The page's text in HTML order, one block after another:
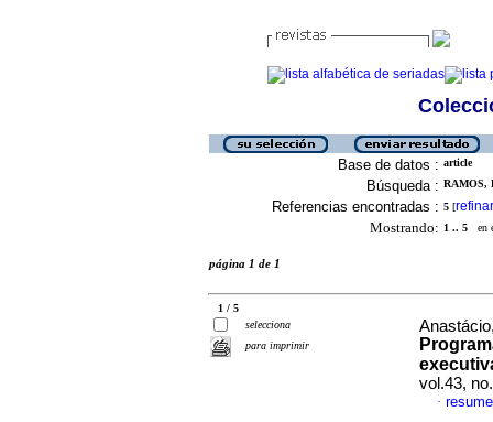
Base de datos : article
Búsqueda : RAMOS,
Referencias encontradas : 5 [refinar
Mostrando: 1 .. 5 en
página 1 de 1
1 / 5
selecciona
para imprimir
vol.43,
·